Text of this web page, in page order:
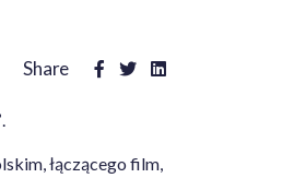
Share
.
łączącego film,